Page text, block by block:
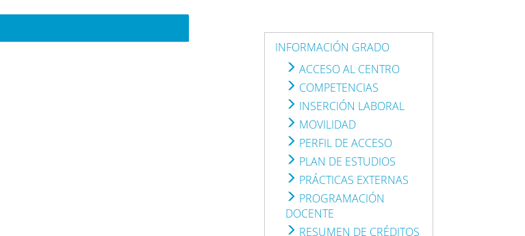
INFORMACIÓN GRADO
ACCESO AL CENTRO
COMPETENCIAS
INSERCIÓN LABORAL
MOVILIDAD
PERFIL DE ACCESO
PLAN DE ESTUDIOS
PRÁCTICAS EXTERNAS
PROGRAMACIÓN
DOCENTE
RESUMEN DE CRÉDITOS